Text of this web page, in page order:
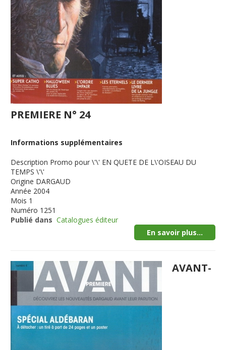
PREMIERE N° 24
Informations supplémentaires
Description Promo pour \'\' EN QUETE DE L\'OISEAU DU
TEMPS \'\'
Origine DARGAUD
Année 2004
Mois 1
Numéro 1251
Publié dans Catalogues éditeur
En savoir plus...
AVANT-